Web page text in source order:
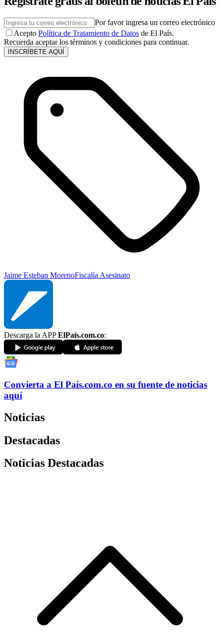
Por favor ingresa un correo electrónico
Acepto Política de Tratamiento de Datos de El País.
Recuerda aceptar los términos y condiciones para continuar.
INSCRÍBETE AQUÍ
Jaime Esteban MorenoFiscalía Asesinato
Descarga la APPElPaís.com.co:
Convierta a El País.com.co en su fuente de noticias
aquí
Noticias
Destacadas
Noticias Destacadas